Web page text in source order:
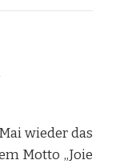
wieder das
Motto „Joie